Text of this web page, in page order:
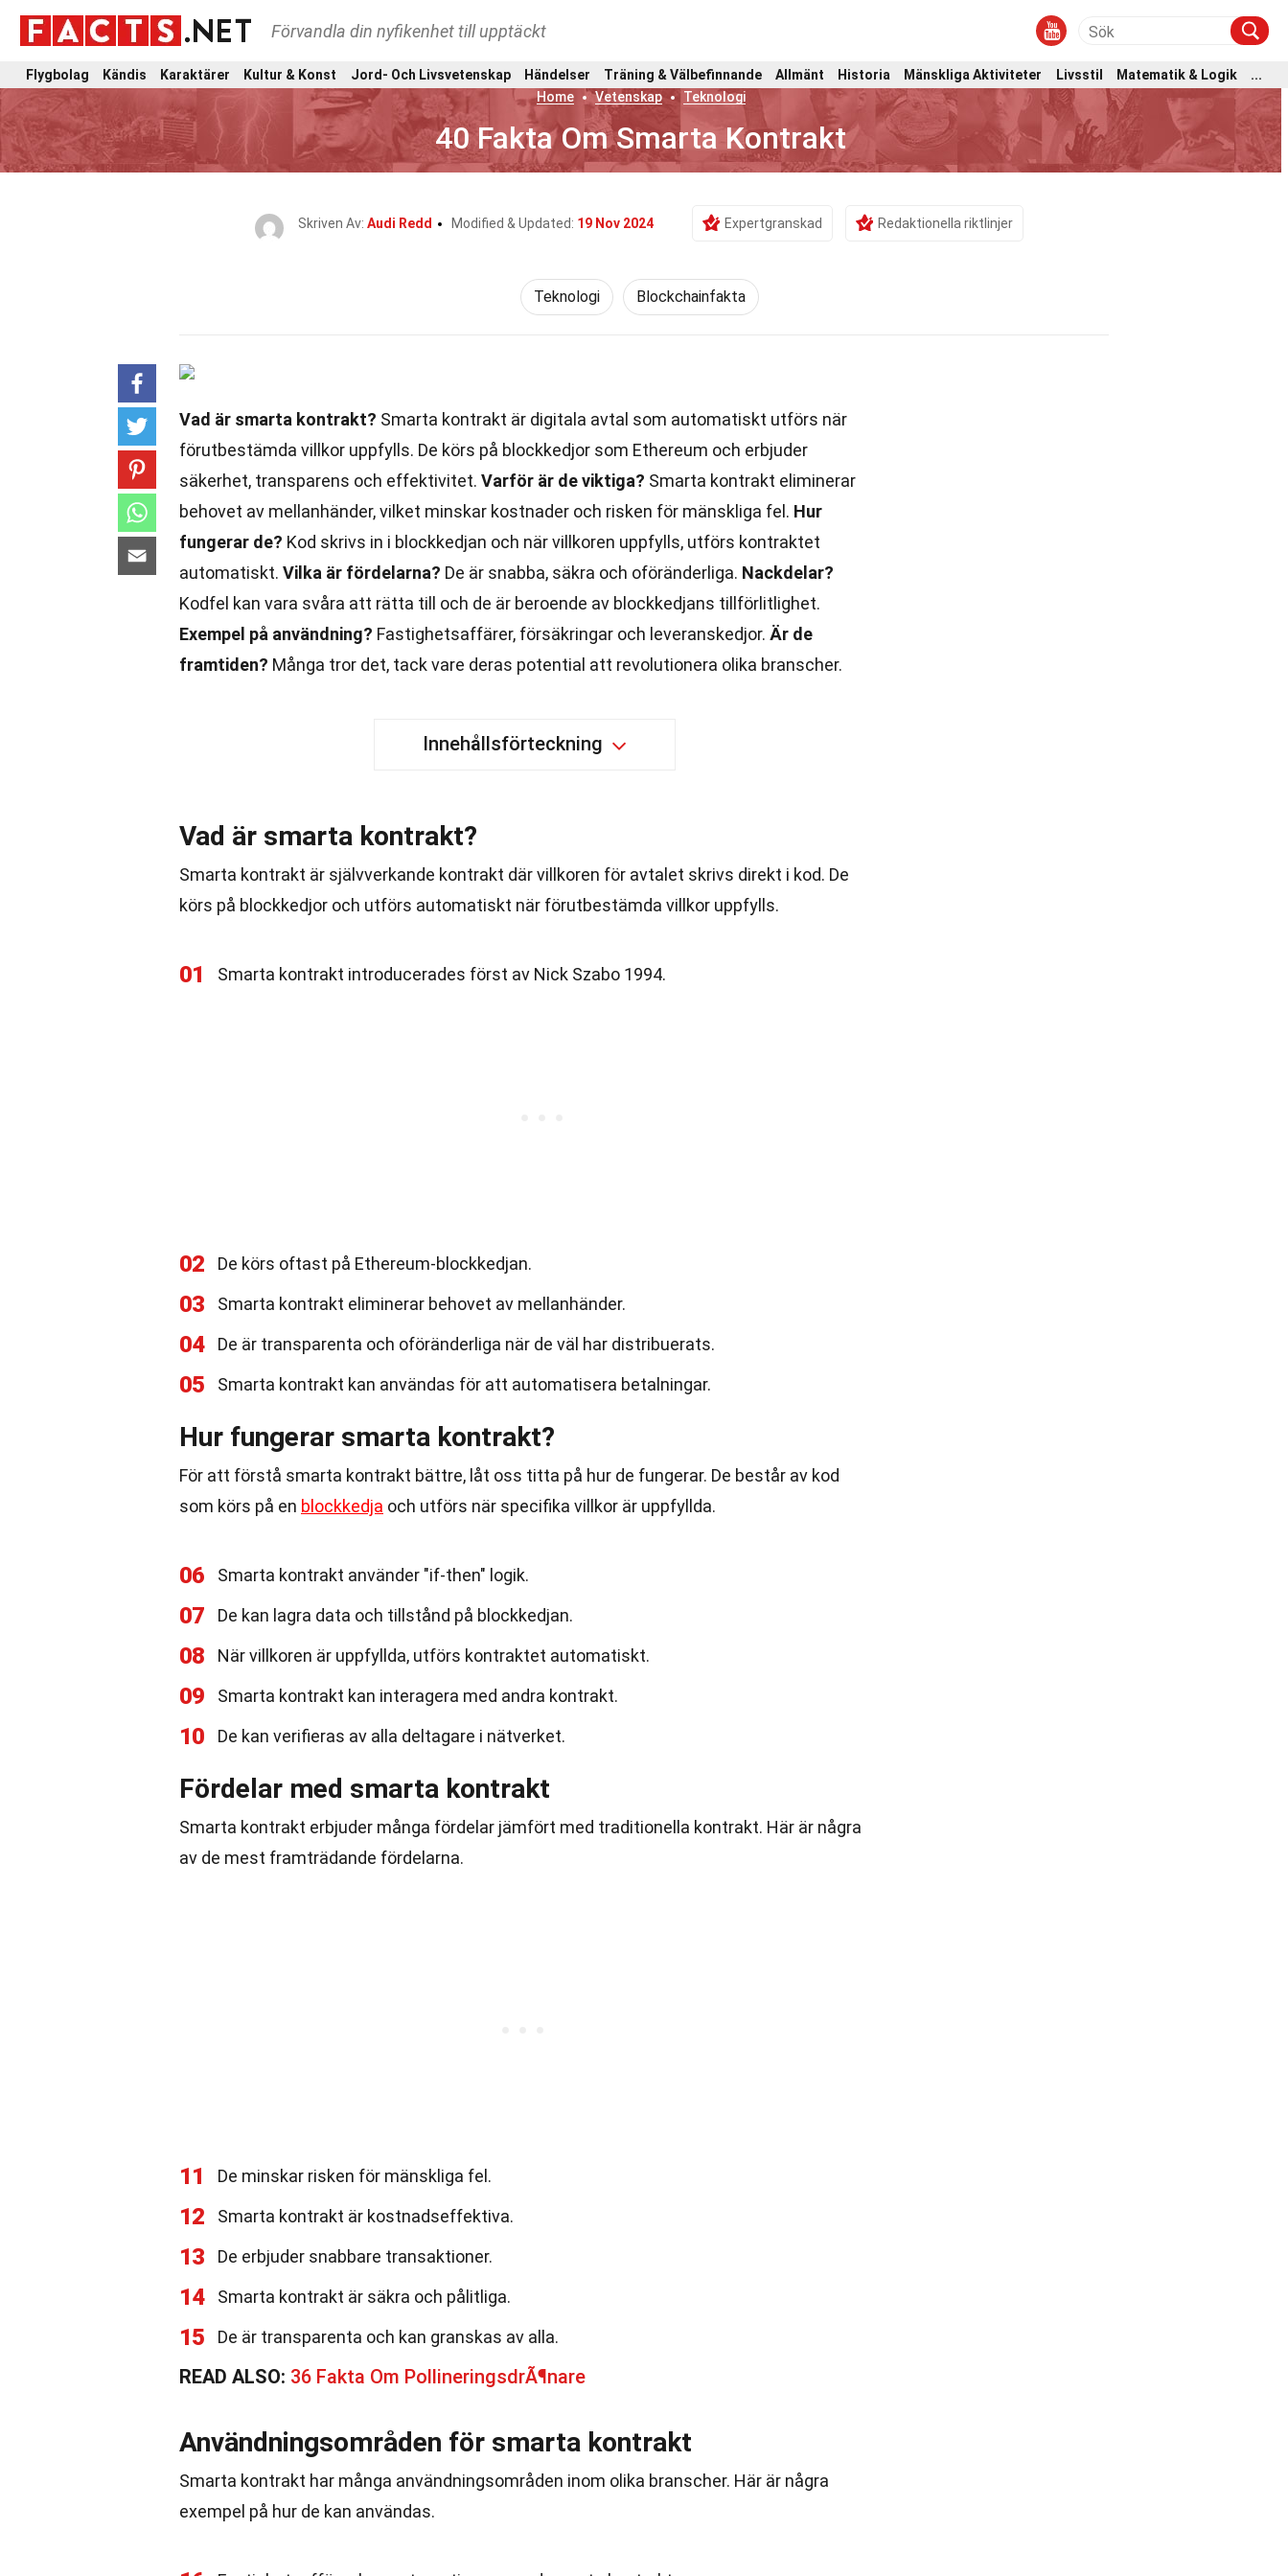
Förvandla din nyfikenhet till upptäckt
Flygbolag Kändis Karaktärer Kultur & Konst Jord- Och Livsvetenskap Händelser Träning & Välbefinnande Allmänt Historia Mänskliga Aktiviteter Livsstil Matematik & Logik
...
Home
Vetenskap Teknologi
40 Fakta Om Smarta Kontrakt
Skriven Av: Audi Redd Modified & Updated: 19 Nov 2024 Expertgranskad Redaktionella riktlinjer
Teknologi Blockchainfakta
Vad är smarta kontrakt? Smarta kontrakt är digitala avtal som automatiskt utförs när
förutbestämda villkor uppfylls. De körs på blockkedjor som Ethereum och erbjuder
säkerhet, transparens och effektivitet. Varför är de viktiga? Smarta kontrakt eliminerar
behovet av mellanhänder, vilket minskar kostnader och risken för mänskliga fel. Hur
fungerar de? Kod skrivs in i blockkedjan och när villkoren uppfylls, utförs kontraktet
automatiskt. Vilka är fördelarna? De är snabba, säkra och oföränderliga. Nackdelar?
Kodfel kan vara svåra att rätta till och de är beroende av blockkedjans tillförlitlighet.
Exempel på användning? Fastighetsaffärer, försäkringar och leveranskedjor. Är de
framtiden? Många tror det, tack vare deras potential att revolutionera olika branscher.
Innehållsförteckning
Vad är smarta kontrakt?
Smarta kontrakt är självverkande kontrakt där villkoren för avtalet skrivs direkt i kod. De
körs på blockkedjor och utförs automatiskt när förutbestämda villkor uppfylls.
01 Smarta kontrakt introducerades först av Nick Szabo 1994.
02 De körs oftast på Ethereum-blockkedjan.
03 Smarta kontrakt eliminerar behovet av mellanhänder.
04 De är transparenta och oföränderliga när de väl har distribuerats.
05 Smarta kontrakt kan användas för att automatisera betalningar.
Hur fungerar smarta kontrakt?
För att förstå smarta kontrakt bättre, låt oss titta på hur de fungerar. De består av kod
som körs på en blockkedja och utförs när specifika villkor är uppfyllda.
06 Smarta kontrakt använder "if-then" logik.
07 De kan lagra data och tillstånd på blockkedjan.
08 När villkoren är uppfyllda, utförs kontraktet automatiskt.
09 Smarta kontrakt kan interagera med andra kontrakt.
10 De kan verifieras av alla deltagare i nätverket.
Fördelar med smarta kontrakt
Smarta kontrakt erbjuder många fördelar jämfört med traditionella kontrakt. Här är några
av de mest framträdande fördelarna.
11 De minskar risken för mänskliga fel.
12 Smarta kontrakt är kostnadseffektiva.
13 De erbjuder snabbare transaktioner.
14 Smarta kontrakt är säkra och pålitliga.
15 De är transparenta och kan granskas av alla.
READ ALSO: 36 Fakta Om PollineringsdrÃ¶nare
Användningsområden för smarta kontrakt
Smarta kontrakt har många användningsområden inom olika branscher. Här är några
exempel på hur de kan användas.